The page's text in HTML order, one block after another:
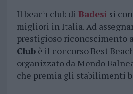
Il beach club di Badesi si
migliori in Italia. Ad
prestigioso riconoscimento
Clubè il concorso Best
organizzato da Mondo
che premia gli stabilimenti